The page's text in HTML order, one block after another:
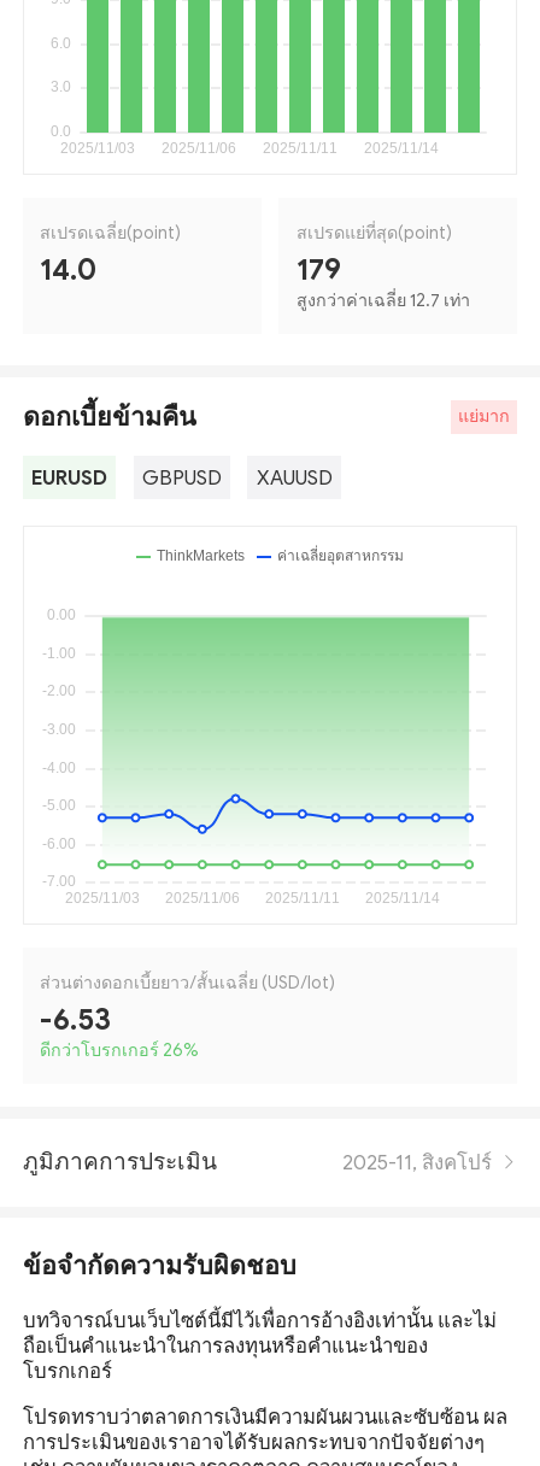
สเปรดเฉลี่ย(point)
14.0
สเปรดแย่ที่สุด(point)
179
สูงกว่าค่าเฉลี่ย 12.7 เท่า
ดอกเบี้ยข้ามคืน แย่มาก
EURUSD GBPUSD XAUUSD
ส่วนต่างดอกเบี้ยยาว/สั้นเฉลี่ย (USD/lot)
-6.53
ดีกว่าโบรกเกอร์ 26%
ภูมิภาคการประเมิน 2025-11, สิงคโปร์
ข้อจำกัดความรับผิดชอบ
บทวิจารณ์บนเว็บไซต์นี้มีไว้เพื่อการอ้างอิงเท่านั้น และไม่
ถือเป็นคำแนะนำในการลงทุนหรือคำแนะนำของ
โบรกเกอร์
โปรดทราบว่าตลาดการเงินมีความผันผวนและซับซ้อน ผล
การประเมินของเราอาจได้รับผลกระทบจากปัจจัยต่างๆ